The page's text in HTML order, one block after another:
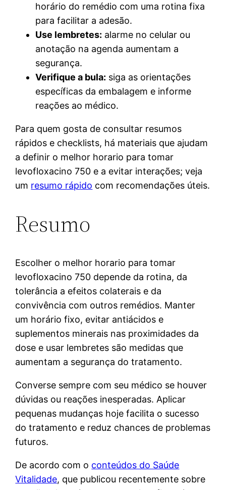
horário do remédio com uma rotina fixa
para facilitar a adesão.
Use lembretes: alarme no celular ou
anotação na agenda aumentam a
segurança.
Verifique a bula: siga as orientações
específicas da embalagem e informe
reações ao médico.
Para quem gosta de consultar resumos
rápidos e checklists, há materiais que ajudam
a definir o melhor horario para tomar
levofloxacino 750 e a evitar interações; veja
um resumo rápido com recomendações úteis.
Resumo
Escolher o melhor horario para tomar
levofloxacino 750 depende da rotina, da
tolerância a efeitos colaterais e da
convivência com outros remédios. Manter
um horário fixo, evitar antiácidos e
suplementos minerais nas proximidades da
dose e usar lembretes são medidas que
aumentam a segurança do tratamento.
Converse sempre com seu médico se houver
dúvidas ou reações inesperadas. Aplicar
pequenas mudanças hoje facilita o sucesso
do tratamento e reduz chances de problemas
futuros.
De acordo com o conteúdos do Saúde
Vitalidade, que publicou recentemente sobre